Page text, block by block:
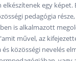
egy képet.
pedagógia
is alkalmazott
művel, az
közösségi nevelés